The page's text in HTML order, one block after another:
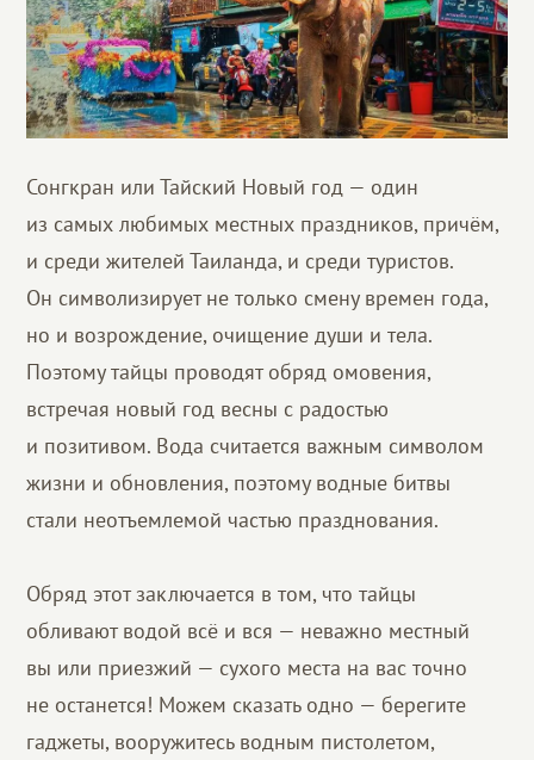
Сонгкран или Тайский Новый год — один
из самых любимых местных праздников, причём,
и среди жителей Таиланда, и среди туристов.
Он символизирует не только смену времен года,
но и возрождение, очищение души и тела.
Поэтому тайцы проводят обряд омовения,
встречая новый год весны с радостью
и позитивом. Вода считается важным символом
жизни и обновления, поэтому водные битвы
стали неотъемлемой частью празднования.
Обряд этот заключается в том, что тайцы
обливают водой всё и вся — неважно местный
вы или приезжий — сухого места на вас точно
не останется! Можем сказать одно — берегите
гаджеты, вооружитесь водным пистолетом,